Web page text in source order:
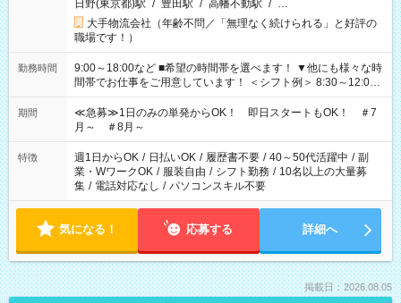
日野(東京都)駅 / 豊田駅 / 高幡不動駅 / …
大手物流会社（年齢不問／「無理なく続けられる」と好評の
職場です！）
勤務時間
9:00～18:00など ■希望の時間帯を選べます！ ▼他にも様々な時
間帯でお仕事をご用意しています！ ＜シフト例＞ 8:30～12:00
17:00～22:00 13:00～22:00 22:00～翌6:00 など
期間
≪急募≫1日のみの単発からOK！ 即日スタートもOK！ ＃7
月～ ＃8月～
特徴 週1日からOK / 日払いOK / 履歴書不要 / 40～50代活躍中 / 副
業・WワークOK / 服装自由 / シフト勤務 / 10名以上の大量募
集 / 電話対応なし / パソコンスキル不要
気になる！ 応募する 詳細へ
掲載日：2026.08.05